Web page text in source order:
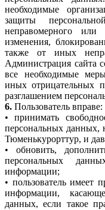
необходимые
защиты
неправомерного или
изменения,
также от иных
Администрация сайта
все необходимые
иных отрицательных
разглашением
6. Пользователь вправе:
• принимать
персональных данных,
Тюменькурорттур, и
• обновить,
персональных
информации;
• пользователь имеет
информации,
данных, если такое